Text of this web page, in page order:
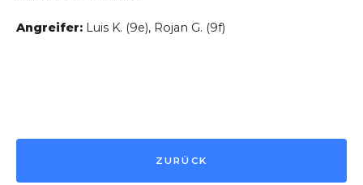
Angreifer: Luis K. (9e), Rojan G. (9f)
ZURÜCK